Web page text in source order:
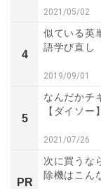
2021/05/02
4
似ている英
語学び直し
2019/09/01
5
なんだかチ
【ダイソー
2021/07/26
PR
次に買うな
除機はこん